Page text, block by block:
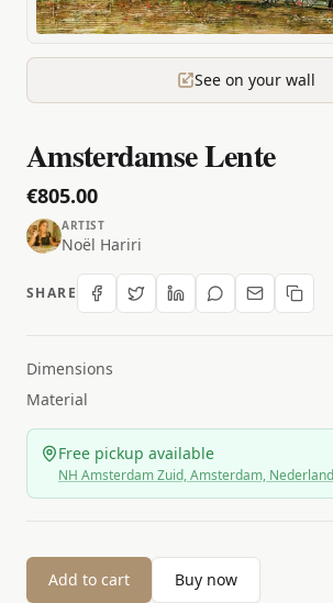
See on your wall
Amsterdamse Lente
€805.00
ARTIST
Noël Hariri
SHARE
Dimensions
Material
Free pickup available
NH Amsterdam Zuid, Amsterdam, Nederland
Add to cart Buy now